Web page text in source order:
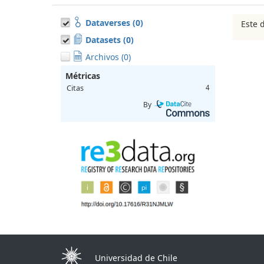
Dataverses (0)
Datasets (0)
Archivos (0)
Métricas
Citas 4
By
Este
Universidad de Chile